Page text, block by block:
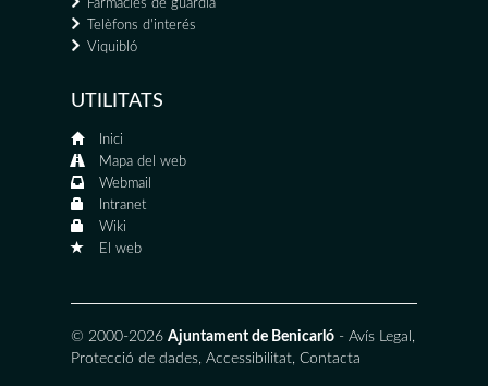
Farmàcies de guàrdia
Telèfons d'interés
Viquibló
UTILITATS
Inici
Mapa del web
Webmail
Intranet
Wiki
El web
© 2000-2026 Ajuntament de Benicarló - Avís Legal ,
Protecció de dades, Accessibilitat, Contacta